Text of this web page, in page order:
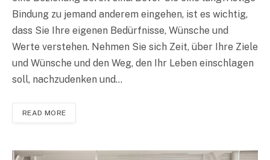
Bindung zu jemand anderem eingehen, ist es wichtig,
dass Sie Ihre eigenen Bedürfnisse, Wünsche und
Werte verstehen. Nehmen Sie sich Zeit, über Ihre Ziele
und Wünsche und den Weg, den Ihr Leben einschlagen
soll, nachzudenken und…
READ MORE